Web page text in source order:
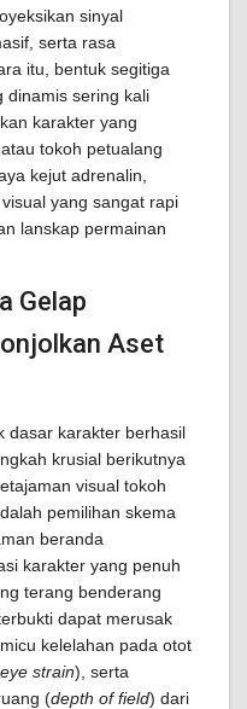
sinyal
serta rasa
itu, bentuk segitiga
dinamis sering kali
karakter yang
tokoh petualang
kejut adrenalin,
yang sangat rapi
lanskap permainan
Gelap
Aset
dasar karakter berhasil
krusial berikutnya
visual tokoh
pemilihan skema
beranda
karakter yang penuh
terang benderang
dapat merusak
kelelahan pada otot
strain), serta
(depth of field) dari